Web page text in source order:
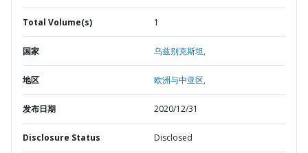
Total Volume(s) 1
国家 乌兹别克斯坦,
地区 欧洲与中亚区,
发布日期 2020/12/31
Disclosure Status Disclosed